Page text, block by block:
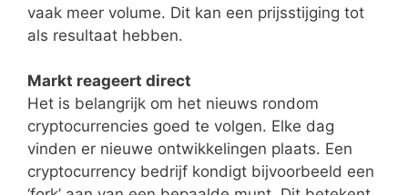
vaak meer volume. Dit kan een prijsstijging tot
als resultaat hebben.
Markt reageert direct
Het is belangrijk om het nieuws rondom
cryptocurrencies goed te volgen. Elke dag
vinden er nieuwe ontwikkelingen plaats. Een
cryptocurrency bedrijf kondigt bijvoorbeeld een